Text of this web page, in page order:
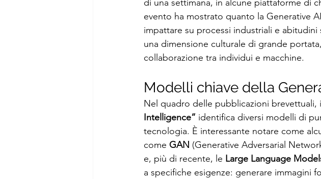
di una settimana, in alcune piattaforme di
evento ha mostrato quanto la Generative
impattare su processi industriali e
una dimensione culturale di grande
collaborazione tra individui e macchine.
Modelli chiave della
Nel quadro delle pubblicazioni brevettuali, il
Intelligence” identifica diversi modelli di
tecnologia. È interessante notare come
come GAN (Generative Adversarial
e, più di recente, le Large Language
a specifiche esigenze: generare immagini